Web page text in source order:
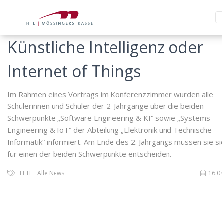
Künstliche Intelligenz oder
Internet of Things
Im Rahmen eines Vortrags im Konferenzzimmer wurden alle
Schülerinnen und Schüler der 2. Jahrgänge über die beiden
Schwerpunkte „Software Engineering & KI“ sowie „Systems
Engineering & IoT“ der Abteilung „Elektronik und Technische
Informatik“ informiert. Am Ende des 2. Jahrgangs müssen sie
für einen der beiden Schwerpunkte entscheiden.
ELTI Alle News